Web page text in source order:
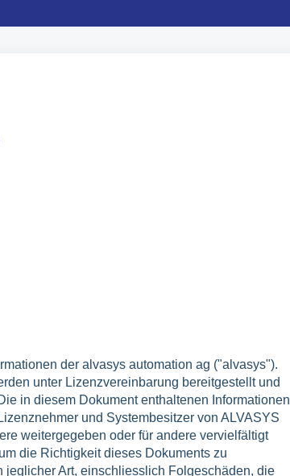
der alvasys automation ag ("alvasys").
unter Lizenzvereinbarung bereitgestellt und
in diesem Dokument enthaltenen Informationen
und Systembesitzer von ALVASYS
weitergegeben oder für andere vervielfältigt
die Richtigkeit dieses Dokuments zu
Art, einschliesslich Folgeschäden, die